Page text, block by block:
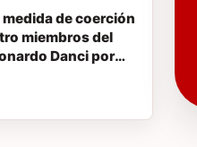
de coerción
miembros del
Danci por